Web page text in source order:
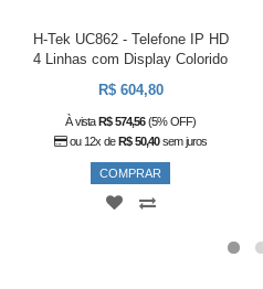
H-Tek UC862 - Telefone IP HD
4 Linhas com Display Colorido
R$ 604,80
À vistaR$ 574,56(5% OFF)
ou 12x deR$ 50,40sem juros
COMPRAR